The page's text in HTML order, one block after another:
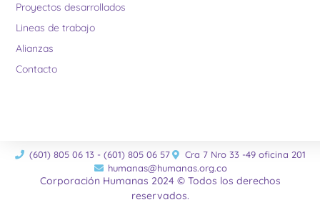
Proyectos desarrollados
Lineas de trabajo
Alianzas
Contacto
(601) 805 06 13 - (601) 805 06 57
Cra 7 Nro 33 -49 oficina 201
humanas@humanas.org.co
Corporación Humanas 2024 © Todos los derechos
reservados.